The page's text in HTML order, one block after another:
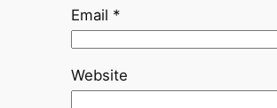
Email *
Website